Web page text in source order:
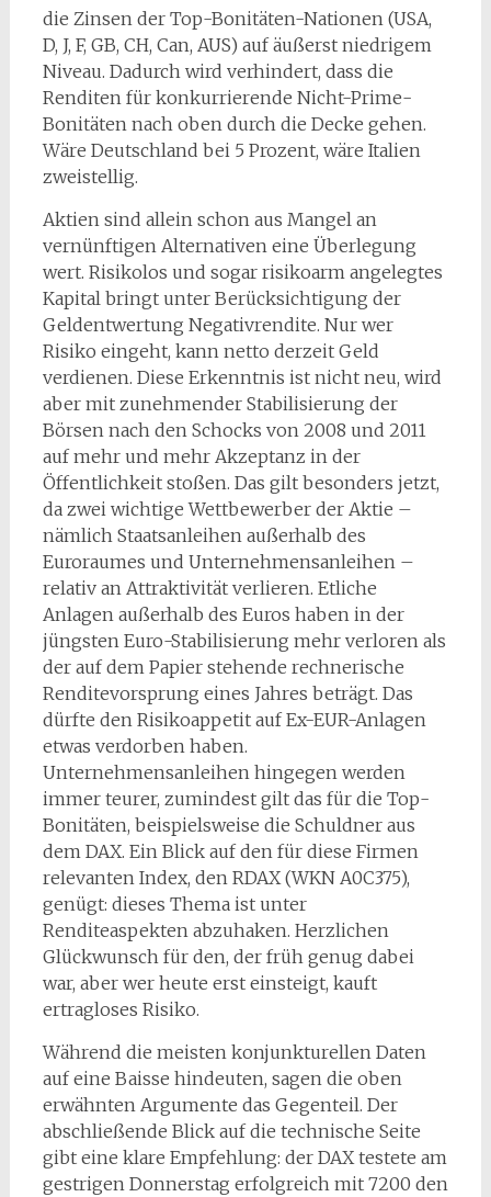
die Zinsen der Top-Bonitäten-Nationen (USA,
D, J, F, GB, CH, Can, AUS) auf äußerst niedrigem
Niveau. Dadurch wird verhindert, dass die
Renditen für konkurrierende Nicht-Prime-
Bonitäten nach oben durch die Decke gehen.
Wäre Deutschland bei 5 Prozent, wäre Italien
zweistellig.
Aktien sind allein schon aus Mangel an
vernünftigen Alternativen eine Überlegung
wert. Risikolos und sogar risikoarm angelegtes
Kapital bringt unter Berücksichtigung der
Geldentwertung Negativrendite. Nur wer
Risiko eingeht, kann netto derzeit Geld
verdienen. Diese Erkenntnis ist nicht neu, wird
aber mit zunehmender Stabilisierung der
Börsen nach den Schocks von 2008 und 2011
auf mehr und mehr Akzeptanz in der
Öffentlichkeit stoßen. Das gilt besonders jetzt,
da zwei wichtige Wettbewerber der Aktie –
nämlich Staatsanleihen außerhalb des
Euroraumes und Unternehmensanleihen –
relativ an Attraktivität verlieren. Etliche
Anlagen außerhalb des Euros haben in der
jüngsten Euro-Stabilisierung mehr verloren als
der auf dem Papier stehende rechnerische
Renditevorsprung eines Jahres beträgt. Das
dürfte den Risikoappetit auf Ex-EUR-Anlagen
etwas verdorben haben.
Unternehmensanleihen hingegen werden
immer teurer, zumindest gilt das für die Top-
Bonitäten, beispielsweise die Schuldner aus
dem DAX. Ein Blick auf den für diese Firmen
relevanten Index, den RDAX (WKN A0C375),
genügt: dieses Thema ist unter
Renditeaspekten abzuhaken. Herzlichen
Glückwunsch für den, der früh genug dabei
war, aber wer heute erst einsteigt, kauft
ertragloses Risiko.
Während die meisten konjunkturellen Daten
auf eine Baisse hindeuten, sagen die oben
erwähnten Argumente das Gegenteil. Der
abschließende Blick auf die technische Seite
gibt eine klare Empfehlung: der DAX testete am
gestrigen Donnerstag erfolgreich mit 7200 den